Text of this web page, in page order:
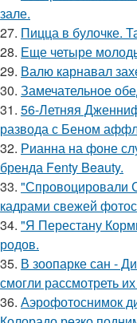
зале.
27. Пицца в булочке.
28. Еще четыре
29. Валю карнавал
30. Замечательное
31. 56-Летняя
развода с Беном
32. Рианна на фоне
бренда Fenty Beauty.
33. "Спровоцировали
кадрами свежей
34. "Я Перестану
родов.
35. В зоопарке сан -
смогли рассмотреть
36. Аэрофотоснимок